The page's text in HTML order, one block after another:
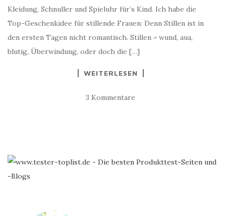
Kleidung, Schnuller und Spieluhr für’s Kind. Ich habe die
Top-Geschenkidee für stillende Frauen: Denn Stillen ist in
den ersten Tagen nicht romantisch. Stillen = wund, aua,
blutig, Überwindung, oder doch die […]
WEITERLESEN
3 Kommentare